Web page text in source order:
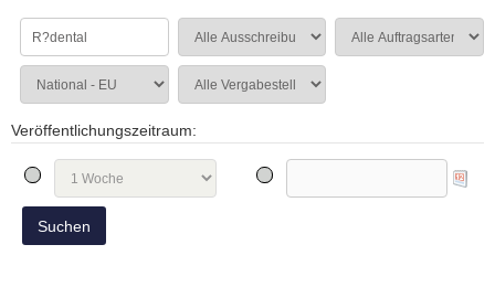
Veröffentlichungszeitraum: